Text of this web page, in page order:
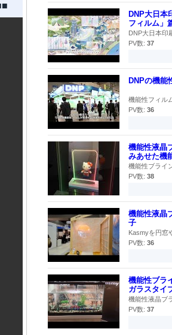
DNP大日
フィルム」
DNP大日本印
PV数: 37
DNPの機能
機能性フィル
PV数: 36
機能性液晶
みあせた機
機能性ブライ
PV数: 38
機能性液晶
子
Kasmyを円窓
PV数: 36
機能性ブラ
ガラスタイ
機能性液晶ブ
PV数: 37